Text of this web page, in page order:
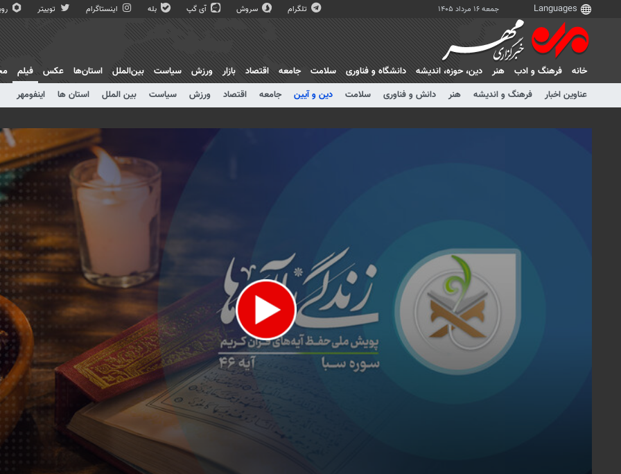
جمعه ۱۶ مرداد ۱۴۰۵ تلگرام سروش آی گپ بله اینستاگرام توییتر
خانه فرهنگ و ادب هنر دين، حوزه، انديشه دانشگاه و فناوری سلامت جامعه اقتصاد بازار ورزش سیاست بین‌الملل استان‌ها عکس
فیلم
عناوین اخبار
فرهنگ و اندیشه هنر دانش و فناوری سلامت دین و آیین جامعه اقتصاد ورزش سیاست بین الملل استان ها اینفومهر